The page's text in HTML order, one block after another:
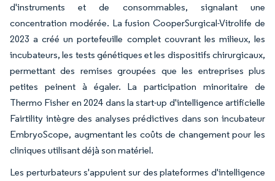
d'instruments et de consommables, signalant une
concentration modérée. La fusion CooperSurgical-Vitrolife de
2023 a créé un portefeuille complet couvrant les milieux, les
incubateurs, les tests génétiques et les dispositifs chirurgicaux,
permettant des remises groupées que les entreprises plus
petites peinent à égaler. La participation minoritaire de
Thermo Fisher en 2024 dans la start-up d'intelligence artificielle
Fairtility intègre des analyses prédictives dans son incubateur
EmbryoScope, augmentant les coûts de changement pour les
cliniques utilisant déjà son matériel.
Les perturbateurs s'appuient sur des plateformes d'intelligence